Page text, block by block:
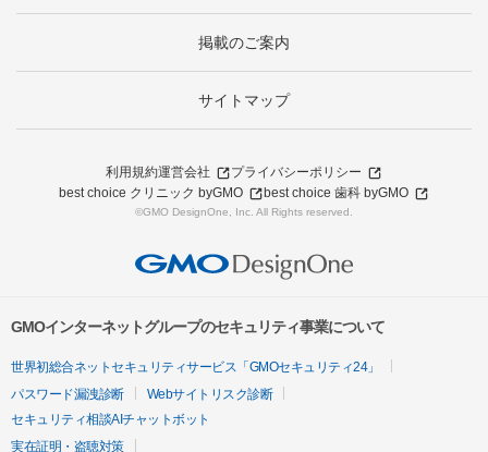
掲載のご案内
サイトマップ
利用規約運営会社
プライバシーポリシー
best choice クリニック byGMO
best choice 歯科 byGMO
©GMO DesignOne, Inc. All Rights reserved.
GMOインターネットグループのセキュリティ事業について
世界初総合ネットセキュリティサービス「GMOセキュリティ24」
パスワード漏洩診断
Webサイトリスク診断
セキュリティ相談AIチャットボット
実在証明・盗聴対策